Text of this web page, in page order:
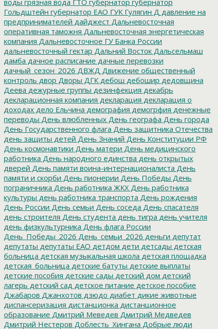
Гольдштейн губернатор ЕАО ГУК Гулягин Д давление на
предпринимателей дайджест Дальневосточная
оперативная таможня Дальневосточная энергетическая
компания Дальневосточное ГУ Банка России
дальневосточный гектар Дальний Восток Дальсельмаш
дамба дачное расписание дачные перевозки
дачный_сезон_2026 ДВЖД Движение общественный
контроль двор Дворы ДГК дебош дебошир дедовщина
Деева дежурные группы дезинфекция декабрь
декларационная компания декларация декларация о
доходах дело Ельчина демография демогрфия денежные
переводы День влюбленных День географа День города
День Государственного флага День защитника Отечества
день защиты детей День Знаний День Конституции РФ
День космонавтики День матери День медицинского
работника День народного единства день открытых
дверей День памяти воина-интернационалиста День
памяти и скорби День пионерии День Победы День
пограничника День работника ЖКХ День работника
культуры день работника транспорта День рождения
День России День семьи День соседа День спасателя
день строителя День студента день тигра день учителя
день физкультурника День флага России
День_Победы_2026 День_семьи_2026 деньги депутат
депутаты депутаты ЕАО детдом дети детсады детская
больница детская музыкальная школа детская площадка
детская_больница детские батуты детские выплаты
детские пособия детские сады детский дом детский
лагерь детский сад детское питание детское пособие
Джабаров Джанхотов дзюдо диабет дикие животные
диспансеризация дистанционка дистанционное
образование Дмитрий Меведев Дмитрий Медведев
Дмитрий Нестеров Доблесть_Хингана Добрые люди